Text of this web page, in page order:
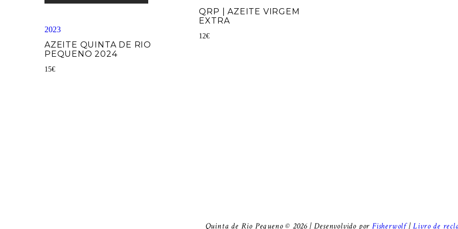
2023
AZEITE QUINTA DE RIO
PEQUENO 2024
15€
QRP | AZEITE VIRGEM
EXTRA
12€
Quinta de Rio Pequeno © 2026 | Desenvolvido por Fisherwolf|Livro de